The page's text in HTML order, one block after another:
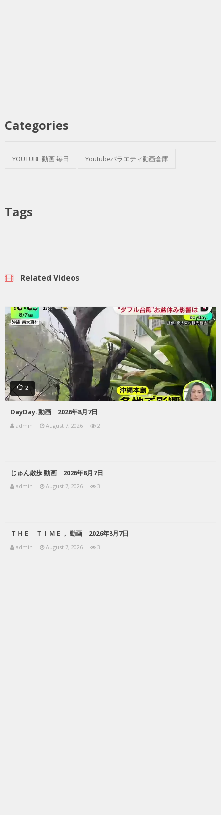
Categories
YOUTUBE 動画 毎日 Youtubeバラエティ動画倉庫
Tags
Related Videos
2
DayDay. 動画 2026年8月7日
admin August 7, 2026 2
じゅん散歩 動画 2026年8月7日
admin August 7, 2026 3
ＴＨＥ ＴＩＭＥ， 動画 2026年8月7日
admin August 7, 2026 3